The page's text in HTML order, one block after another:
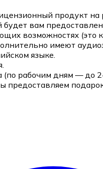
продукт на
вам
возможностях (это
имеют
языке.
(по рабочим дням —